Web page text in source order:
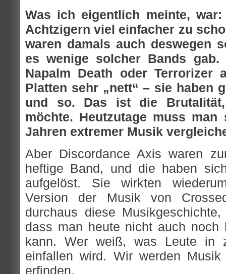
Was ich eigentlich meinte,
Achtzigern viel einfacher zu
waren damals auch deswegen
es wenige solcher Bands
Napalm Death oder Terrorizer
Platten sehr „nett“ – sie haben
und so. Das ist die
möchte. Heutzutage muss
Jahren extremer Musik
Aber Discordance Axis waren
heftige Band, und die haben
aufgelöst. Sie wirkten
Version der Musik von
durchaus diese
dass man heute nicht auch noch
kann. Wer weiß, was Leute in
einfallen wird. Wir werden
erfinden.